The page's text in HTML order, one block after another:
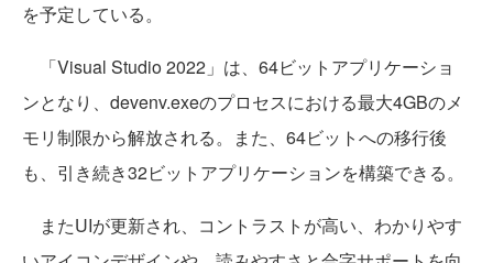
を予定している。
「Visual Studio 2022」は、64ビットアプリケーショ
ンとなり、devenv.exeのプロセスにおける最大4GBのメ
モリ制限から解放される。また、64ビットへの移行後
も、引き続き32ビットアプリケーションを構築できる。
またUIが更新され、コントラストが高い、わかりやす